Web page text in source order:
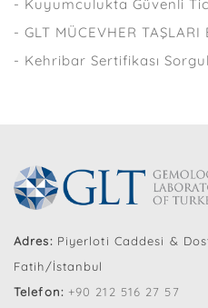
- Kuyumculukta Güvenli
- GLT MÜCEVHER TAŞLARI
- Kehribar Sertifikası
Adres:Piyerloti Caddesi &
Fatih/İstanbul
Telefon: +90 212 516 27 57